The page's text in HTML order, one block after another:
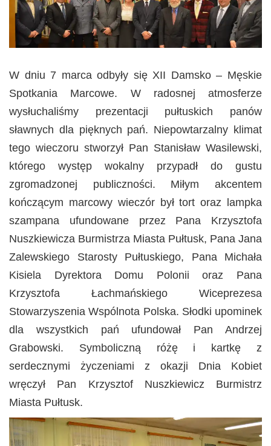
W dniu 7 marca odbyły się XII Damsko – Męskie
Spotkania Marcowe. W radosnej atmosferze
wysłuchaliśmy prezentacji pułtuskich panów
sławnych dla pięknych pań. Niepowtarzalny klimat
tego wieczoru stworzył Pan Stanisław Wasilewski,
którego występ wokalny przypadł do gustu
zgromadzonej publiczności. Miłym akcentem
kończącym marcowy wieczór był tort oraz lampka
szampana ufundowane przez Pana Krzysztofa
Nuszkiewicza Burmistrza Miasta Pułtusk, Pana Jana
Zalewskiego Starosty Pułtuskiego, Pana Michała
Kisiela Dyrektora Domu Polonii oraz Pana
Krzysztofa Łachmańskiego Wiceprezesa
Stowarzyszenia Wspólnota Polska. Słodki upominek
dla wszystkich pań ufundował Pan Andrzej
Grabowski. Symboliczną różę i kartkę z
serdecznymi życzeniami z okazji Dnia Kobiet
wręczył Pan Krzysztof Nuszkiewicz Burmistrz
Miasta Pułtusk.